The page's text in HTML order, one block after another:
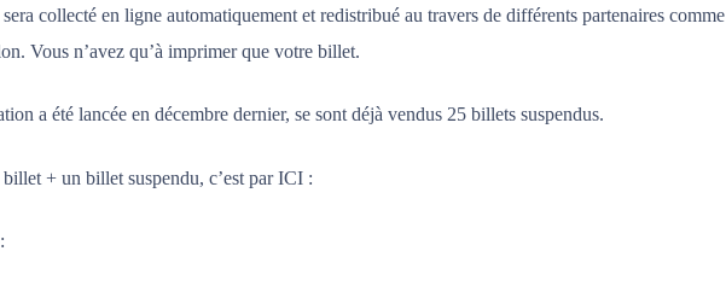
collecté en ligne automatiquement et redistribué au travers de différents partenaires comme
Vous n’avez qu’à imprimer que votre billet.
a été lancée en décembre dernier, se sont déjà vendus 25 billets suspendus.
+ un billet suspendu, c’est par ICI :